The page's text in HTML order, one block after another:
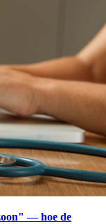
— hoe de